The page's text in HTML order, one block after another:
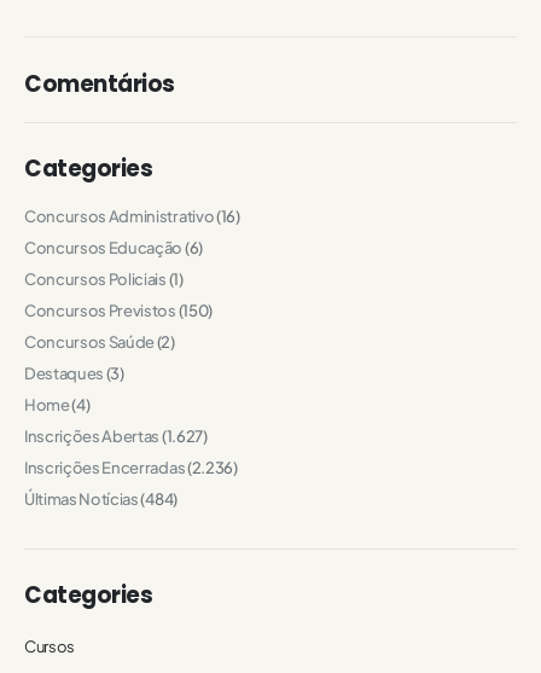
Comentários
Categories
Concursos Administrativo(16)
Concursos Educação(6)
Concursos Policiais(1)
Concursos Previstos(150)
Concursos Saúde(2)
Destaques(3)
Home(4)
Inscrições Abertas(1.627)
Inscrições Encerradas(2.236)
Últimas Notícias(484)
Categories
Cursos